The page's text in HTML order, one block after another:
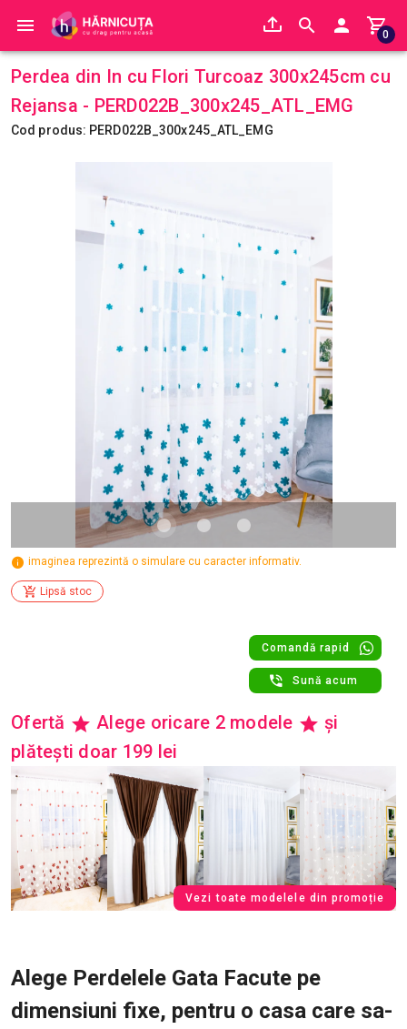
0
Perdea din In cu Flori Turcoaz 300x245cm cu
Rejansa - PERD022B_300x245_ATL_EMG
Cod produs: PERD022B_300x245_ATL_EMG
imaginea reprezintă o simulare cu caracter informativ.
Lipsă stoc
Comandă rapid
Sună acum
Ofertă Alege oricare 2 modele
și
plătești doar 199 lei
Vezi toate modelele din promoție
Alege Perdelele Gata Facute pe
dimensiuni fixe, pentru o casa care sa-